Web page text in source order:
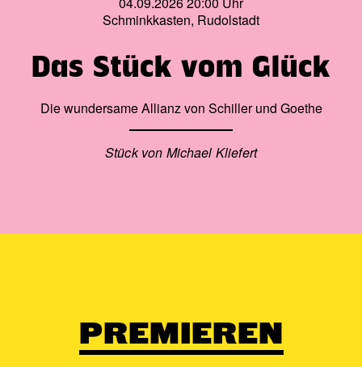
Schminkkasten, Rudolstadt
Das Stück vom Glück
Die wundersame Allianz von Schiller und Goethe
Stück von Michael Kliefert
PREMIEREN